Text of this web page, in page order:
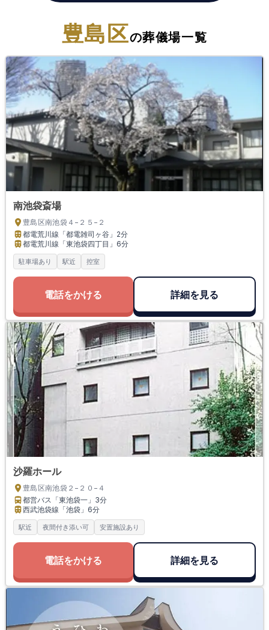
豊島区の葬儀場一覧
南池袋斎場
豊島区南池袋４−２５−２
都電荒川線「都電雑司ヶ谷」 2分
都電荒川線「東池袋四丁目」 6分
駐車場あり 駅近 控室
電話をかける 詳細を見る
沙羅ホール
豊島区南池袋２−２０−４
都営バス「東池袋一」 3分
西武池袋線「池袋」 6分
駅近 夜間付き添い可 安置施設あり
電話をかける 詳細を見る